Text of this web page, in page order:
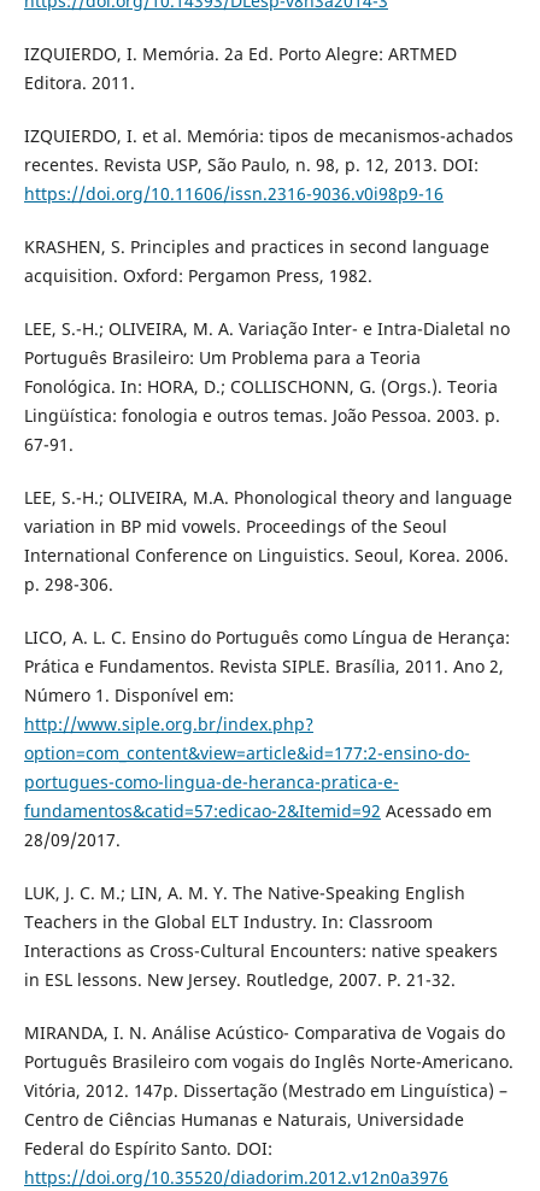
IZQUIERDO, I. Memória. 2a Ed. Porto Alegre: ARTMED
Editora. 2011.
IZQUIERDO, I. et al. Memória: tipos de mecanismos-achados
recentes. Revista USP, São Paulo, n. 98, p. 12, 2013. DOI:
https://doi.org/10.11606/issn.2316-9036.v0i98p9-16
KRASHEN, S. Principles and practices in second language
acquisition. Oxford: Pergamon Press, 1982.
LEE, S.-H.; OLIVEIRA, M. A. Variação Inter- e Intra-Dialetal no
Português Brasileiro: Um Problema para a Teoria
Fonológica. In: HORA, D.; COLLISCHONN, G. (Orgs.). Teoria
Lingüística: fonologia e outros temas. João Pessoa. 2003. p.
67-91.
LEE, S.-H.; OLIVEIRA, M.A. Phonological theory and language
variation in BP mid vowels. Proceedings of the Seoul
International Conference on Linguistics. Seoul, Korea. 2006.
p. 298-306.
LICO, A. L. C. Ensino do Português como Língua de Herança:
Prática e Fundamentos. Revista SIPLE. Brasília, 2011. Ano 2,
Número 1. Disponível em:
http://www.siple.org.br/index.php?
option=com_content&view=article&id=177:2-ensino-do-
portugues-como-lingua-de-heranca-pratica-e-
fundamentos&catid=57:edicao-2&Itemid=92 Acessado em
28/09/2017.
LUK, J. C. M.; LIN, A. M. Y. The Native-Speaking English
Teachers in the Global ELT Industry. In: Classroom
Interactions as Cross-Cultural Encounters: native speakers
in ESL lessons. New Jersey. Routledge, 2007. P. 21-32.
MIRANDA, I. N. Análise Acústico- Comparativa de Vogais do
Português Brasileiro com vogais do Inglês Norte-Americano.
Vitória, 2012. 147p. Dissertação (Mestrado em Linguística) –
Centro de Ciências Humanas e Naturais, Universidade
Federal do Espírito Santo. DOI:
https://doi.org/10.35520/diadorim.2012.v12n0a3976